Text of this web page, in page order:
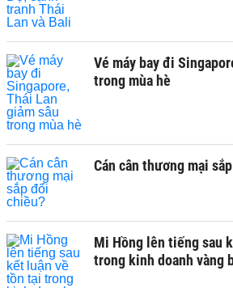
Vé máy bay đi
trong mùa hè
Cán cân thương mại
Mi Hồng lên tiếng sau
trong kinh doanh vàng